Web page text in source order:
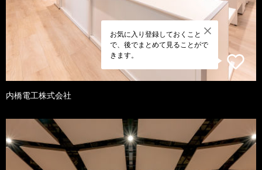
お気に入り登録しておくこと
で、後でまとめて見ることがで
きます。
内橋電工株式会社